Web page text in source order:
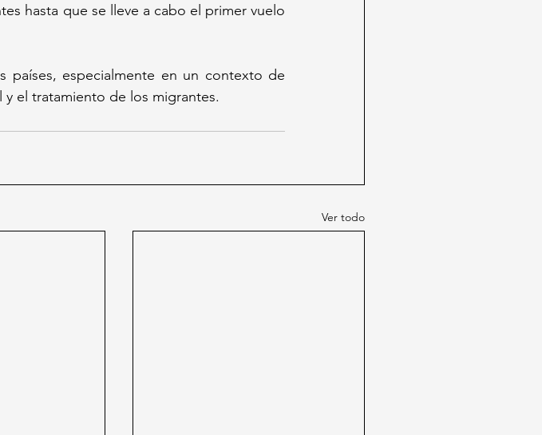
hasta que se lleve a cabo el primer vuelo
países, especialmente en un contexto de
el tratamiento de los migrantes.
Ver todo